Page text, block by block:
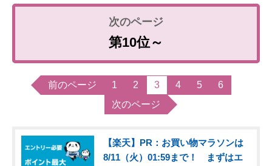
第10位～
前のページ 1 2 3 4 5
6
次のページ
【楽天】PR：お買い物マラソンは
8/11（火）01:59まで！ まずはエ